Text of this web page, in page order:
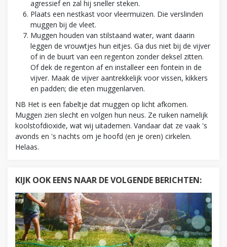
agressief en zal hij sneller steken.
Plaats een nestkast voor vleermuizen. Die verslinden
muggen bij de vleet.
Muggen houden van stilstaand water, want daarin
leggen de vrouwtjes hun eitjes. Ga dus niet bij de vijver
of in de buurt van een regenton zonder deksel zitten.
Of dek de regenton af en installeer een fontein in de
vijver. Maak de vijver aantrekkelijk voor vissen, kikkers
en padden; die eten muggenlarven.
NB Het is een fabeltje dat muggen op licht afkomen.
Muggen zien slecht en volgen hun neus. Ze ruiken namelijk
koolstofdioxide, wat wij uitademen. Vandaar dat ze vaak 's
avonds en 's nachts om je hoofd (en je oren) cirkelen.
Helaas.
KIJK OOK EENS NAAR DE VOLGENDE BERICHTEN: